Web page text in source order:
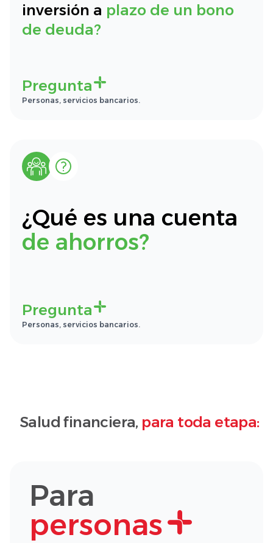
inversión a plazo de un bono
de deuda?
Pregunta
Personas, servicios bancarios.
¿Qué es una cuenta
de ahorros?
Pregunta
Personas, servicios bancarios.
Salud financiera, para toda etapa:
Para
personas